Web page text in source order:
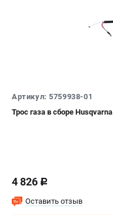
Артикул: 5759938-01
Трос газа в сборе
4 826 c
Оставить отзыв